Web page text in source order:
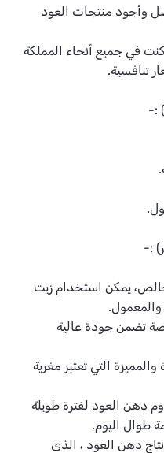
وأجود منتجات العود
كنت في جميع أنحاء المملكة
تنافسية.
:-
يمكن استخدام زيت
تضمن جودة عالية
التي تعتبر مغرية
دهن العود لفترة طويلة
طوال اليوم.
دهن العود ، الذى